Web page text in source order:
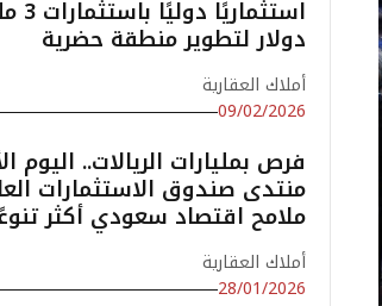
دولار لتطوير منطقة حضرية
أملاك العقارية
09/02/2026
فرص بمليارات الريالات.. اليوم
منتدى صندوق الاستثمارات
ملامح اقتصاد سعودي أكثر
أملاك العقارية
28/01/2026